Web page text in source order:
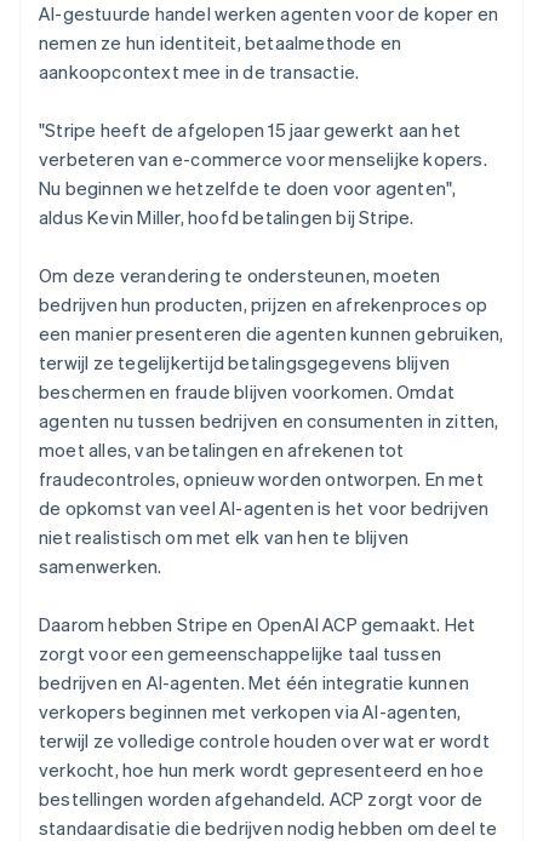
AI-gestuurde handel werken agenten voor de koper en
nemen ze hun identiteit, betaalmethode en
aankoopcontext mee in de transactie.
"Stripe heeft de afgelopen 15 jaar gewerkt aan het
verbeteren van e-commerce voor menselijke kopers.
Nu beginnen we hetzelfde te doen voor agenten",
aldus Kevin Miller, hoofd betalingen bij Stripe.
Om deze verandering te ondersteunen, moeten
bedrijven hun producten, prijzen en afrekenproces op
een manier presenteren die agenten kunnen gebruiken,
terwijl ze tegelijkertijd betalingsgegevens blijven
beschermen en fraude blijven voorkomen. Omdat
agenten nu tussen bedrijven en consumenten in zitten,
moet alles, van betalingen en afrekenen tot
fraudecontroles, opnieuw worden ontworpen. En met
de opkomst van veel AI-agenten is het voor bedrijven
niet realistisch om met elk van hen te blijven
samenwerken.
Daarom hebben Stripe en OpenAI ACP gemaakt. Het
zorgt voor een gemeenschappelijke taal tussen
bedrijven en AI-agenten. Met één integratie kunnen
verkopers beginnen met verkopen via AI-agenten,
terwijl ze volledige controle houden over wat er wordt
verkocht, hoe hun merk wordt gepresenteerd en hoe
bestellingen worden afgehandeld. ACP zorgt voor de
standaardisatie die bedrijven nodig hebben om deel te
DeutschEnglish
Estland
English
English Svenska
Frankrijk
Français English
Gibraltar
English
English
Hongarije
English
Hongkong SAR, China
English简体中文
Ierland
English
India
English
Italië
Italiano English
Japan
日本語English
EnglishItaliano
Letland
English
Liechtenstein
DeutschEnglish
Litouwen
English
Luxemburg
FrançaisDeutsch English